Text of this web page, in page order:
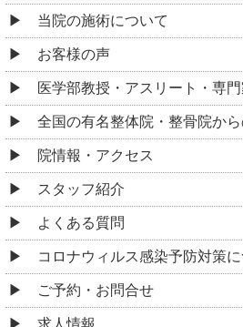
当院の施術について
お客様の声
医学部教授・アスリート・専
全国の有名整体院・整骨院か
院情報・アクセス
スタッフ紹介
よくある質問
コロナウィルス感染予防対策
ご予約・お問合せ
求人情報